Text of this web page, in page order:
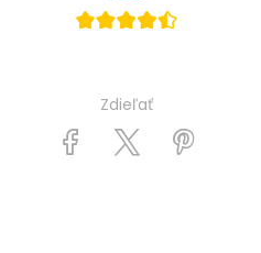
Zdieľať